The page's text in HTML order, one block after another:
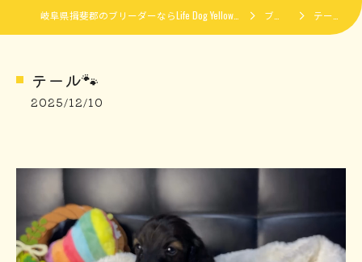
ブログ テール🐾
テール🐾
2025/12/10